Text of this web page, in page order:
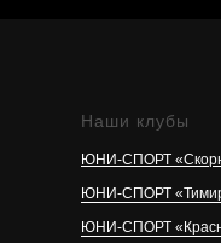
Наши клубы
ЮНИ-СПОРТ
ЮНИ-СПОРТ
ЮНИ-СПОРТ